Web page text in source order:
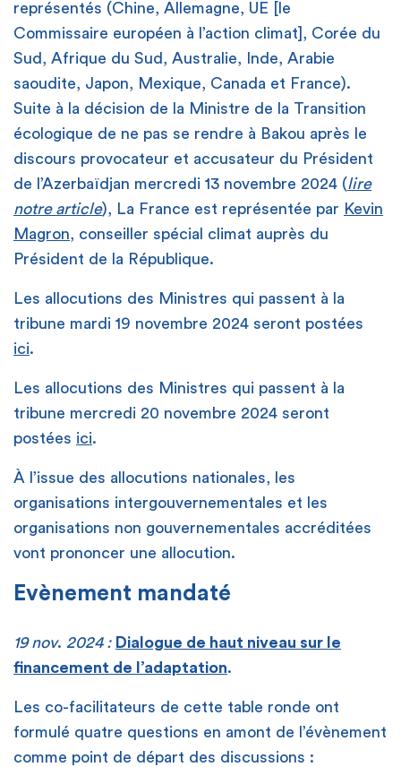
représentés (Chine, Allemagne, UE [le
Commissaire européen à l’action climat], Corée du
Sud, Afrique du Sud, Australie, Inde, Arabie
saoudite, Japon, Mexique, Canada et France).
Suite à la décision de la Ministre de la Transition
écologique de ne pas se rendre à Bakou après le
discours provocateur et accusateur du Président
de l’Azerbaïdjan mercredi 13 novembre 2024 (lire
notre article), La France est représentée par Kevin
Magron , conseiller spécial climat auprès du
Président de la République.
Les allocutions des Ministres qui passent à la
tribune mardi 19 novembre 2024 seront postées
ici.
Les allocutions des Ministres qui passent à la
tribune mercredi 20 novembre 2024 seront
postées ici.
À l’issue des allocutions nationales, les
organisations intergouvernementales et les
organisations non gouvernementales accréditées
vont prononcer une allocution.
Evènement mandaté
19 nov. 2024 : Dialogue de haut niveau sur le
financement de l’adaptation.
Les co-facilitateurs de cette table ronde ont
formulé quatre questions en amont de l’évènement
comme point de départ des discussions :